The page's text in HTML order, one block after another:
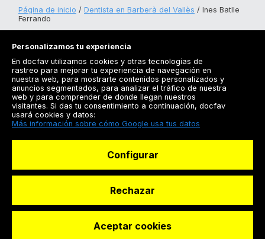
Página de inicio Dentista en Barberà del Vallès
Ines Batlle
Ferrando
Registrarse
Docfav
© Dashboard Technologies S.L
Personalizamos tu experiencia
En docfav utilizamos cookies y otras tecnologías de
rastreo para mejorar tu experiencia de navegación en
nuestra web, para mostrarte contenidos personalizados y
anuncios segmentados, para analizar el tráfico de nuestra
web y para comprender de donde llegan nuestros
visitantes. Si das tu consentimiento a continuación, docfav
usará cookies y datos:
Más información sobre cómo Google usa tus datos
Configurar
Rechazar
Aceptar cookies